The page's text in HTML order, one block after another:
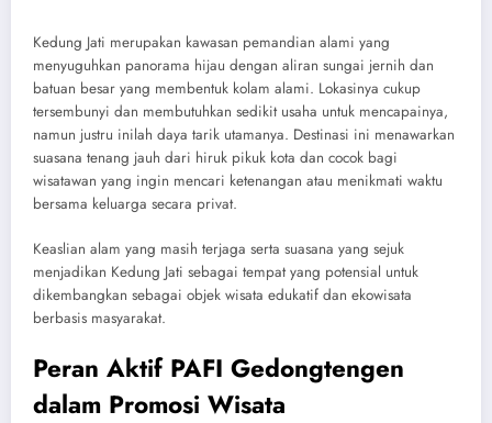
Kedung Jati merupakan kawasan pemandian alami yang
menyuguhkan panorama hijau dengan aliran sungai jernih dan
batuan besar yang membentuk kolam alami. Lokasinya cukup
tersembunyi dan membutuhkan sedikit usaha untuk mencapainya,
namun justru inilah daya tarik utamanya. Destinasi ini menawarkan
suasana tenang jauh dari hiruk pikuk kota dan cocok bagi
wisatawan yang ingin mencari ketenangan atau menikmati waktu
bersama keluarga secara privat.
Keaslian alam yang masih terjaga serta suasana yang sejuk
menjadikan Kedung Jati sebagai tempat yang potensial untuk
dikembangkan sebagai objek wisata edukatif dan ekowisata
berbasis masyarakat.
Peran Aktif PAFI Gedongtengen
dalam Promosi Wisata